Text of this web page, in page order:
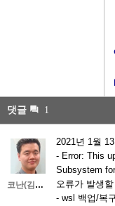
댓글 1
코난(김대우)
2021년 1월
- Error: This
Subsystem
오류가 발생
- wsl 백업/복